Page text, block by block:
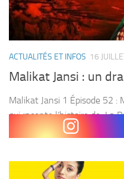
ACTUALITÉS ET INFOS 16
Malikat Jansi : un
Malikat Jansi 1 Épisode 52 :
qui raconte l’histoire de La
nom de Manikarnika,